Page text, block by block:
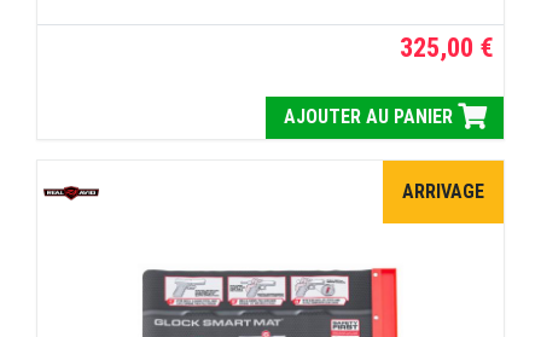
325,00 €
AJOUTER AU PANIER
ARRIVAGE